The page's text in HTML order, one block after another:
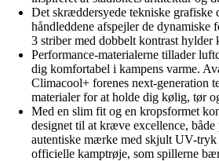
Det skræddersyede tekniske grafiske
håndleddene afspejler de dynamiske
3 striber med dobbelt kontrast hylder
Performance-materialerne tillader
dig komfortabel i kampens varme.
Climacool+ forenes next-generation
materialer for at holde dig kølig, tør
Med en slim fit og en kropsformet
designet til at kræve excellence,
autentiske mærke med skjult UV-tryk
officielle kamptrøje, som spillerne